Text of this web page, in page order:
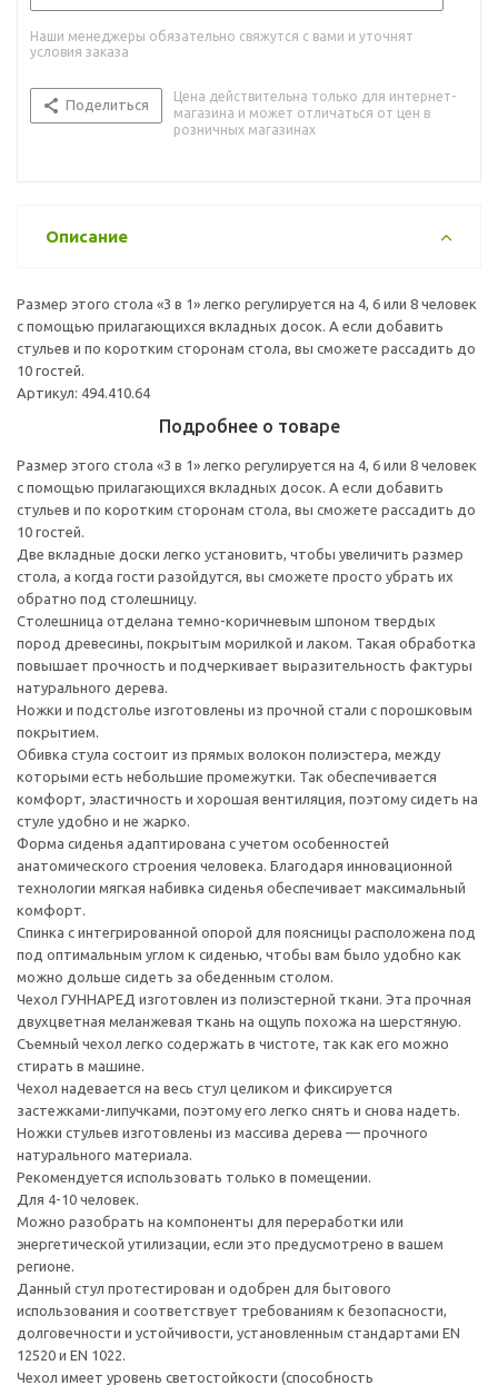
Наши менеджеры обязательно свяжутся с вами и уточнят
условия заказа
Поделиться
Цена действительна только для интернет-
магазина и может отличаться от цен в
розничных магазинах
Описание
Размер этого стола «3 в 1» легко регулируется на 4, 6 или 8 человек
с помощью прилагающихся вкладных досок. А если добавить
стульев и по коротким сторонам стола, вы сможете рассадить до
10 гостей.
Артикул: 494.410.64
Подробнее о товаре
Размер этого стола «3 в 1» легко регулируется на 4, 6 или 8 человек
с помощью прилагающихся вкладных досок. А если добавить
стульев и по коротким сторонам стола, вы сможете рассадить до
10 гостей.
Две вкладные доски легко установить, чтобы увеличить размер
стола, а когда гости разойдутся, вы сможете просто убрать их
обратно под столешницу.
Столешница отделана темно-коричневым шпоном твердых
пород древесины, покрытым морилкой и лаком. Такая обработка
повышает прочность и подчеркивает выразительность фактуры
натурального дерева.
Ножки и подстолье изготовлены из прочной стали с порошковым
покрытием.
Обивка стула состоит из прямых волокон полиэстера, между
которыми есть небольшие промежутки. Так обеспечивается
комфорт, эластичность и хорошая вентиляция, поэтому сидеть на
стуле удобно и не жарко.
Форма сиденья адаптирована с учетом особенностей
анатомического строения человека. Благодаря инновационной
технологии мягкая набивка сиденья обеспечивает максимальный
комфорт.
Спинка с интегрированной опорой для поясницы расположена под
под оптимальным углом к сиденью, чтобы вам было удобно как
можно дольше сидеть за обеденным столом.
Чехол ГУННАРЕД изготовлен из полиэстерной ткани. Эта прочная
двухцветная меланжевая ткань на ощупь похожа на шерстяную.
Съемный чехол легко содержать в чистоте, так как его можно
стирать в машине.
Чехол надевается на весь стул целиком и фиксируется
застежками-липучками, поэтому его легко снять и снова надеть.
Ножки стульев изготовлены из массива дерева — прочного
натурального материала.
Рекомендуется использовать только в помещении.
Для 4-10 человек.
Можно разобрать на компоненты для переработки или
энергетической утилизации, если это предусмотрено в вашем
регионе.
Данный стул протестирован и одобрен для бытового
использования и соответствует требованиям к безопасности,
долговечности и устойчивости, установленным стандартами EN
12520 и EN 1022.
Чехол имеет уровень светостойкости (способность